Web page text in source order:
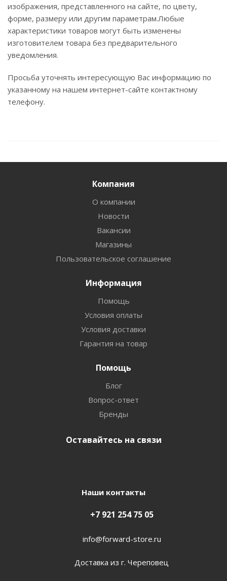
изображения, представленного на сайте, по цвету,
форме, размеру или другим параметрам.Любые
характеристики товаров могут быть изменены
изготовителем товара без предварительного
уведомления.
Просьба уточнять интересующую Вас информацию по
указанному на нашем интернет-сайте контактному
телефону.
Компания
О компании
Новости
Вакансии
Магазины
Пользовательское соглашение
Информация
Помощь
Условия оплаты
Условия доставки
Гарантия на товар
Помощь
Блог
Вопрос-ответ
Бренды
Оставайтесь на связи
Наши контакты
+7 921 254 75 05
info@forward-store.ru
Доставка из г. Череповец